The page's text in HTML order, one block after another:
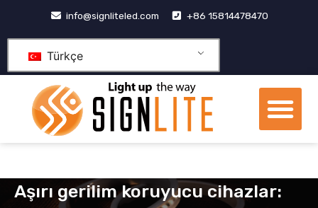
info@signliteled.com +86 15814478470
Türkçe
Aşırı gerilim koruyucu cihazlar: